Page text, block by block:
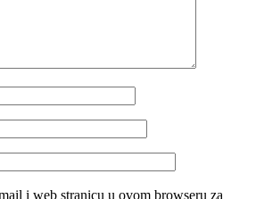
i web stranicu u ovom browseru za